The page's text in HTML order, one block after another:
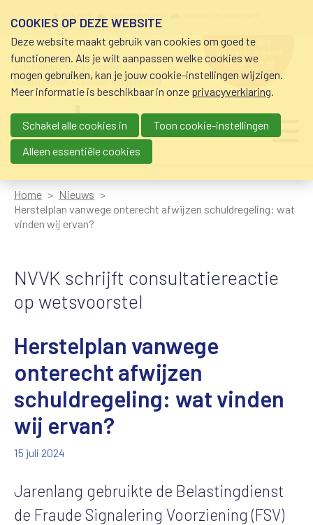
schuldhulp • sociaal krediet •
budgetbeheer • beschermingsbewind
hulp nodig
bij geldzorgen?
0800-8115.nl
Main navigation
Home
Nieuws
Herstelplan vanwege onterecht afwijzen schuldregeling: wat
vinden wij ervan?
NVVK schrijft consultatiereactie
op wetsvoorstel
Herstelplan vanwege
onterecht afwijzen
schuldregeling: wat vinden
wij ervan?
15 juli 2024
Jarenlang gebruikte de Belastingdienst
de Fraude Signalering Voorziening (FSV)
COOKIES OP DEZE WEBSITE
Deze website maakt gebruik van cookies om goed te
functioneren. Als je wilt aanpassen welke cookies we
mogen gebruiken, kan je jouw cookie-instellingen wijzigen.
Meer informatie is beschikbaar in onze privacyverklaring.
Schakel alle cookies in
Toon cookie-instellingen
Alleen essentiële cookies